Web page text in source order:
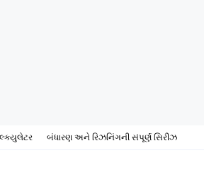
બંધારણ અને રિઝનિંગની સંપૂર્ણ સિરીઝ